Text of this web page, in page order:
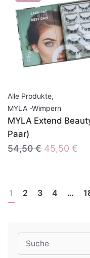
Search
for
Alle Produkte,
MYLA -Wimpern
MYLA Extend
Paar)
54,50€
54,50 €
45,50 €
1 2 3 4 …